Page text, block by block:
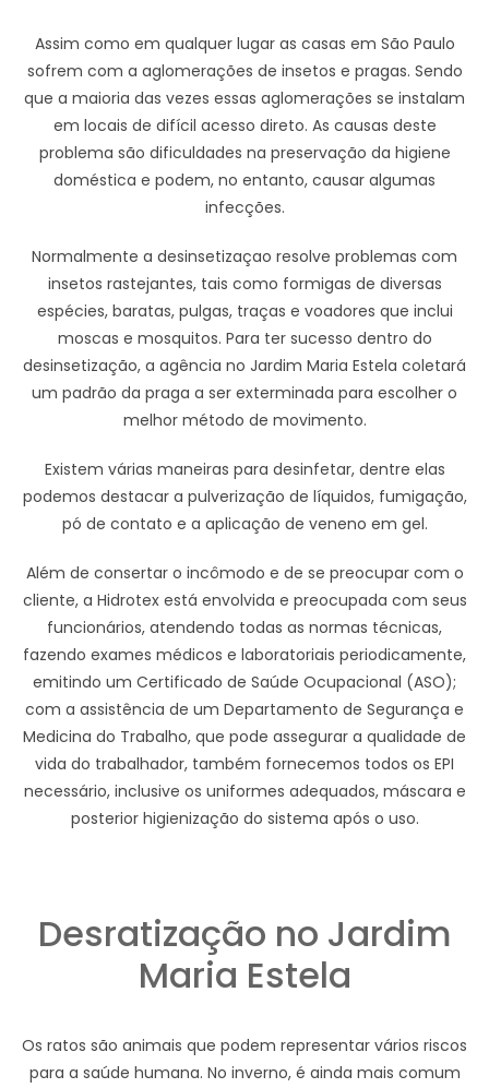
Assim como em qualquer lugar as casas em São Paulo
sofrem com a aglomerações de insetos e pragas. Sendo
que a maioria das vezes essas aglomerações se instalam
em locais de difícil acesso direto. As causas deste
problema são dificuldades na preservação da higiene
doméstica e podem, no entanto, causar algumas
infecções.
Normalmente a desinsetizaçao resolve problemas com
insetos rastejantes, tais como formigas de diversas
espécies, baratas, pulgas, traças e voadores que inclui
moscas e mosquitos. Para ter sucesso dentro do
desinsetização, a agência no Jardim Maria Estela coletará
um padrão da praga a ser exterminada para escolher o
melhor método de movimento.
Existem várias maneiras para desinfetar, dentre elas
podemos destacar a pulverização de líquidos, fumigação,
pó de contato e a aplicação de veneno em gel.
Além de consertar o incômodo e de se preocupar com o
cliente, a Hidrotex está envolvida e preocupada com seus
funcionários, atendendo todas as normas técnicas,
fazendo exames médicos e laboratoriais periodicamente,
emitindo um Certificado de Saúde Ocupacional (ASO);
com a assistência de um Departamento de Segurança e
Medicina do Trabalho, que pode assegurar a qualidade de
vida do trabalhador, também fornecemos todos os EPI
necessário, inclusive os uniformes adequados, máscara e
posterior higienização do sistema após o uso.
Desratização no Jardim
Maria Estela
Os ratos são animais que podem representar vários riscos
para a saúde humana. No inverno, é ainda mais comum